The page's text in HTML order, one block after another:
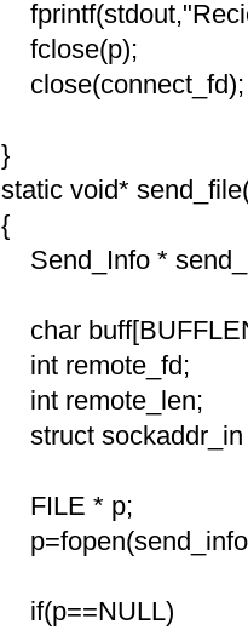
fclose(p);
close(connect_fd);
}
static void*
{
Send_Info *
char
int remote_fd;
int remote_len;
struct
FILE * p;
if(p==NULL)